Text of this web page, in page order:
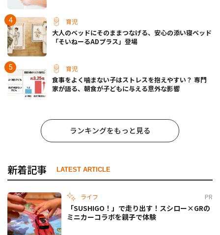
育児
大人のベッドにそのままつなげる、安心の添い寝ベッド
「そいねーるADプラス」登場
育児
食事をよく噛まない子はストレスを抱えやすい？ 専門
家が語る、朝食が子どもに与える意外な影響
ランキングをもっと見る
新着記事 LATEST ARTICLE
ライフ PR
「SUSHIGO！」で走り出す！スシロー×GRの
ミニカーコラボを親子で体験